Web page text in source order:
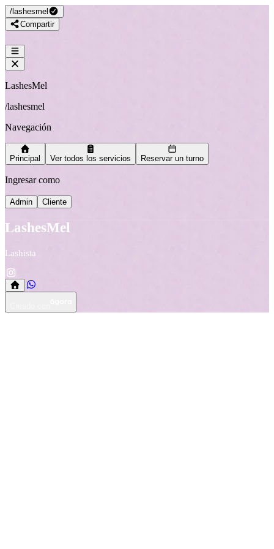
/ lashesmel
Compartir
LashesMel
/lashesmel
Navegación
Principal Ver todos los servicios Reservar un turno
Ingresar como
Admin Cliente
LashesMel
Lashista